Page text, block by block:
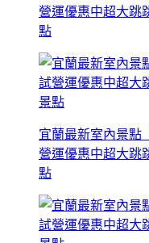
營運優惠中超大跳
點
宜蘭最新室內景點
營運優惠中超大跳
點